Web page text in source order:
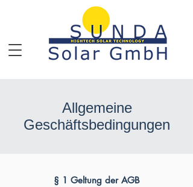
Allgemeine
Geschäftsbedingungen
§ 1 Geltung der AGB